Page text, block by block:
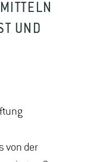
UND
von der